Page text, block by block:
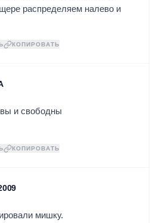
распределяем налево и
КОПИРОВАТЬ
и свободны
КОПИРОВАТЬ
мишку.